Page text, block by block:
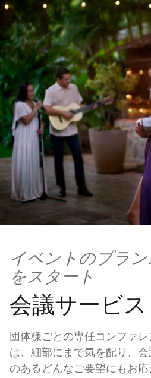
イベントのプラ
をスタート
会議サービス
団体様ごとの専任コンファ
は、細部にまで気を配り、
のあるどんなご要望にもお